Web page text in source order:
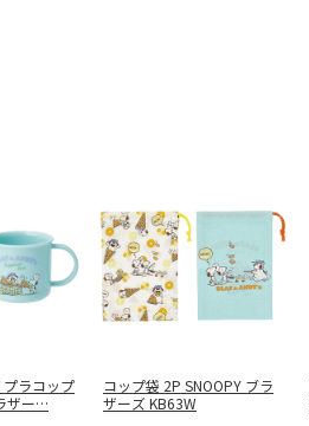
ラコップ
ザー…
コップ袋 2P SNOOPY ブラ
ザーズ KB63W